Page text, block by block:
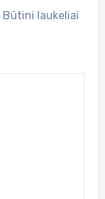
Būtini laukeliai